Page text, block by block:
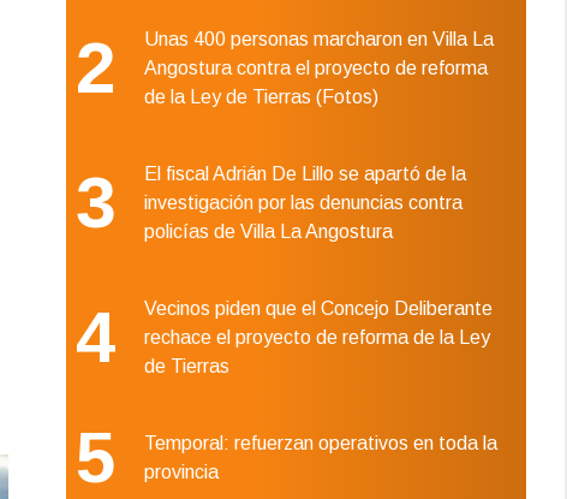
2
Unas 400 personas marcharon en Villa La
Angostura contra el proyecto de reforma
de la Ley de Tierras (Fotos)
3
El fiscal Adrián De Lillo se apartó de la
investigación por las denuncias contra
policías de Villa La Angostura
4
Vecinos piden que el Concejo Deliberante
rechace el proyecto de reforma de la Ley
de Tierras
5
Temporal: refuerzan operativos en toda la
provincia